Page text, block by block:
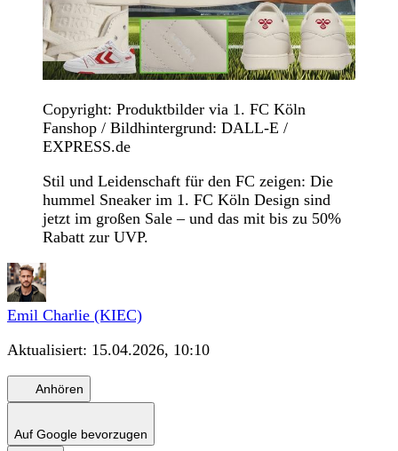
Copyright: Produktbilder via 1. FC Köln
Fanshop / Bildhintergrund: DALL-E /
EXPRESS.de
Stil und Leidenschaft für den FC zeigen: Die
hummel Sneaker im 1. FC Köln Design sind
jetzt im großen Sale – und das mit bis zu 50%
Rabatt zur UVP.
Emil Charlie (KIEC)
Aktualisiert: 15.04.2026, 10:10
Anhören
Auf Google bevorzugen